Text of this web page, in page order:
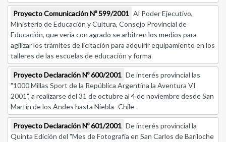
Proyecto Comunicación Nº 599/2001 Al Poder Ejecutivo,
Ministerio de Educación y Cultura, Consejo Provincial de
Educación, que vería con agrado se arbitren los medios para
agilizar los trámites de licitación para adquirir equipamiento en los
talleres de las escuelas de educación y forma
Proyecto Declaración Nº 600/2001 De interés provincial las
"1000 Millas Sport de la República Argentina la Aventura VI
2001", a realizarse del 31 de octubre al 4 de noviembre desde San
Martín de los Andes hasta Niebla -Chile-.
Proyecto Declaración Nº 601/2001 De interés provincial la
Quinta Edición del "Mes de Fotografía en San Carlos de Bariloche